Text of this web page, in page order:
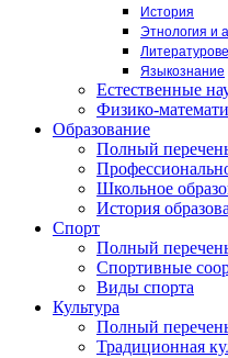
История
Этнология и
Языкознание
Естественные
Физико-
Образование
Полный
Школьное
История
Спорт
Полный
Спортивные
Виды спорта
Культура
Полный
Традиционная